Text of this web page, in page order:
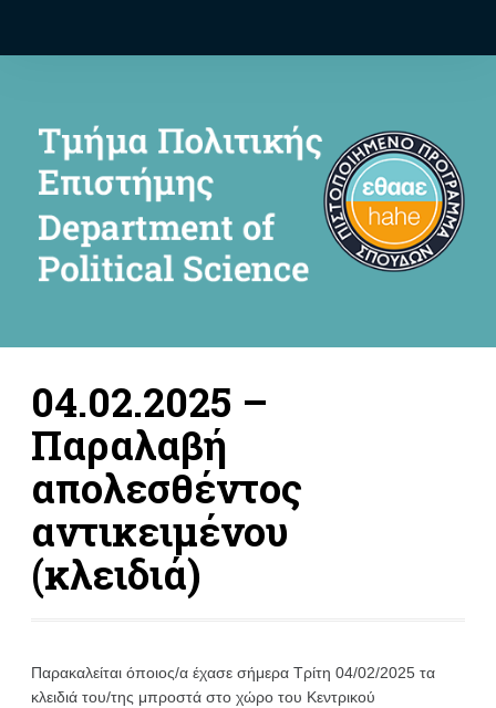
04.02.2025 –
Παραλαβή
απολεσθέντος
αντικειμένου
(κλειδιά)
Παρακαλείται όποιος/α έχασε σήμερα Τρίτη 04/02/2025 τα
κλειδιά του/της μπροστά στο χώρο του Κεντρικού